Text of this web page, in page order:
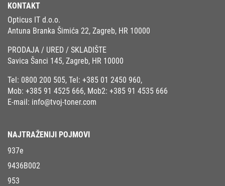
KONTAKT
Opticus IT d.o.o.
Antuna Branka Šimića 22, Zagreb, HR 10000
PRODAJA / URED / SKLADIŠTE
Savica Šanci 145, Zagreb, HR 10000
Tel: 0800 200 505, Tel: +385 01 2450 960,
Mob: +385 91 4525 666, Mob2: +385 91 4535 666
E-mail: info@tvoj-toner.com
NAJTRAŽENIJI POJMOVI
937e
9436B002
953